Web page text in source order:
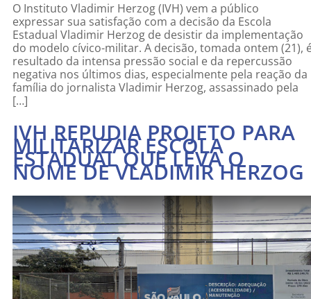
O Instituto Vladimir Herzog (IVH) vem a público
expressar sua satisfação com a decisão da Escola
Estadual Vladimir Herzog de desistir da implementação
do modelo cívico-militar. A decisão, tomada ontem (21),
resultado da intensa pressão social e da repercussão
negativa nos últimos dias, especialmente pela reação da
família do jornalista Vladimir Herzog, assassinado pela
[…]
IVH REPUDIA PROJETO PARA
MILITARIZAR ESCOLA
ESTADUAL QUE LEVA O
NOME DE VLADIMIR HERZOG